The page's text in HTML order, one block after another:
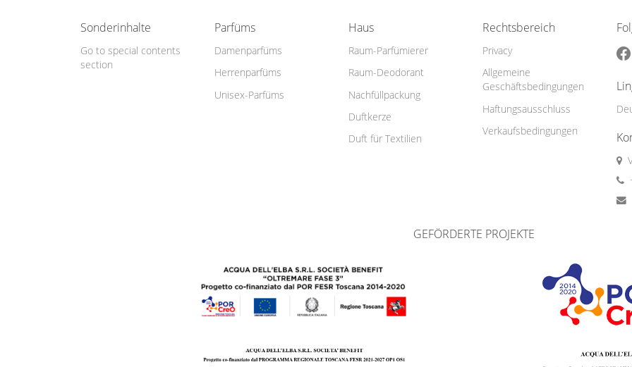
Sonderinhalte
Go to special contents
section
Parfüms
Damenparfüms
Herrenparfüms
Unisex-Parfüms
Haus
Raum-Parfümierer
Raum-Deodorant
Nachfüllpackung
Duftkerze
Duft für Textilien
Rechtsbereich
Privacy
Allgemeine
Geschäftsbedingungen
Haftungsausschluss
Verkaufsbedingungen
GEFÖRDERTE PROJEKTE